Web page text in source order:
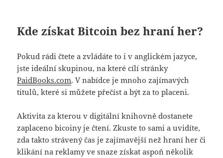
Kde získat Bitcoin bez hraní her?
Pokud rádi čtete a zvládáte to i v anglickém jazyce,
jste ideální skupinou, na které cílí stránky
PaidBooks.com. V nabídce je mnoho zajímavých
titulů, které si můžete přečíst a být za to placeni.
Aktivita za kterou v digitální knihovně dostanete
zaplaceno bicoiny je čtení. Zkuste to sami a uvidíte,
zda takto strávený čas je zajímavější než hraní her či
klikání na reklamy ve snaze získat aspoň několik